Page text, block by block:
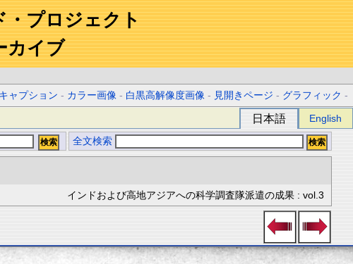
・プロジェクト
カイブ
キャプション - カラー画像 - 白黒高解像度画像 - 見開きページ - グラフィック -
日本語 English
全文検索
インドおよび高地アジアへの科学調査隊派遣の成果 : vol.3